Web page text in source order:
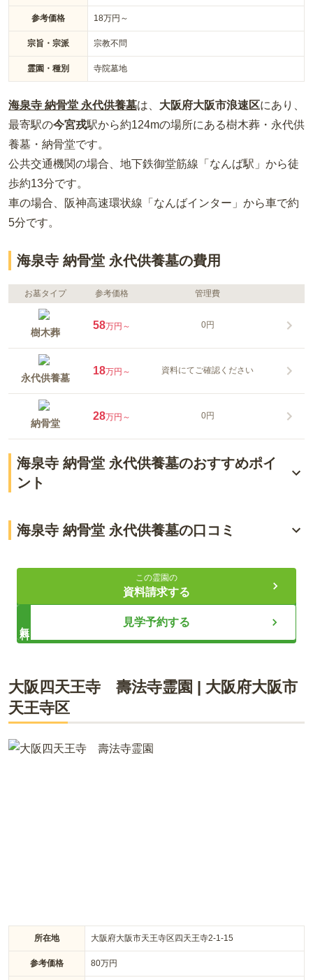
参考価格 18万円～
宗旨・宗派 宗教不問
霊園・種別 寺院墓地
海泉寺 納骨堂 永代供養墓は、 大阪府大阪市浪速区にあり、
最寄駅の今宮戎駅から約124mの場所にある樹木葬・永代供
養墓・納骨堂です。
公共交通機関の場合 、地下鉄御堂筋線「なんば駅」から徒
歩約13分です。
車の場合 、阪神高速環状線「なんばインター」から車で約
5分です。
海泉寺 納骨堂 永代供養墓の費用
お墓タイプ 参考価格 管理費
樹木葬
58万円～ 0円
永代供養墓
18万円～ 資料にてご確認ください
納骨堂
28万円～ 0円
海泉寺 納骨堂 永代供養墓のおすすめポイ
ント
お参りしやすい設備あり
ライフドット編集部
社に隣接しています。 納骨堂はお子様がいらっしゃらない方
や、残されたご遺族にご負担がない永代供養付で、無縁になる
心配がありません。将来、子孫が管理をできなくなったり、途
宗派も不問で気兼ねなく申し込めます。 交通至便で私鉄の駅が
海泉寺 納骨堂 永代供養墓の口コミ
30代・女性
霊園の最寄り駅は今宮戎駅から徒歩1分だが、家が御堂筋線沿
いなので御堂筋線の大国町駅から徒歩4分くらいでいつも行
この霊園の
資料請求する
見学予約する
大阪四天王寺 壽法寺霊園 | 大阪府大阪市
天王寺区
所在地 大阪府大阪市天王寺区四天王寺2-1-15
参考価格 80万円